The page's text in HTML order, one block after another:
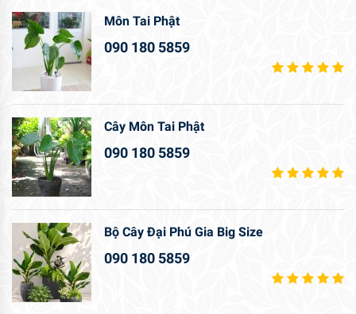
Môn Tai Phật
090 180 5859
Cây Môn Tai Phật
090 180 5859
Bộ Cây Đại Phú Gia Big Size
090 180 5859